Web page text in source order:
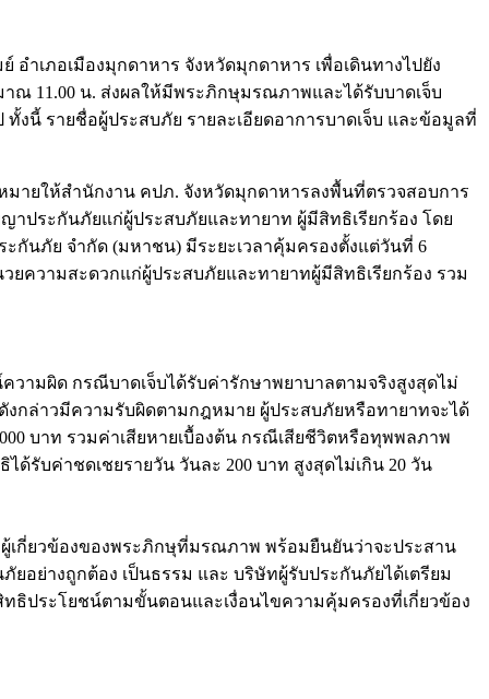
ำเภอเมืองมุกดาหาร จังหวัดมุกดาหาร เพื่อเดินทางไปยัง
ณ 11.00 น. ส่งผลให้มีพระภิกษุมรณภาพและได้รับบาดเจ็บ
งนี้ รายชื่อผู้ประสบภัย รายละเอียดอาการบาดเจ็บ และข้อมูลที่
มายให้สำนักงาน คปภ. จังหวัดมุกดาหารลงพื้นที่ตรวจสอบการ
ประกันภัยแก่ผู้ประสบภัยและทายาท ผู้มีสิทธิเรียกร้อง โดย
กันภัย จำกัด (มหาชน) มีระยะเวลาคุ้มครองตั้งแต่วันที่ 6
ความสะดวกแก่ผู้ประสบภัยและทายาทผู้มีสิทธิเรียกร้อง รวม
ามผิด กรณีบาดเจ็บได้รับค่ารักษาพยาบาลตามจริงสูงสุดไม่
งกล่าวมีความรับผิดตามกฎหมาย ผู้ประสบภัยหรือทายาทจะได้
บาท รวมค่าเสียหายเบื้องต้น กรณีเสียชีวิตหรือทุพพลภาพ
ด้รับค่าชดเชยรายวัน วันละ 200 บาท สูงสุดไม่เกิน 20 วัน
เกี่ยวข้องของพระภิกษุที่มรณภาพ พร้อมยืนยันว่าจะประสาน
อย่างถูกต้อง เป็นธรรม และ บริษัทผู้รับประกันภัยได้เตรียม
ธิประโยชน์ตามขั้นตอนและเงื่อนไขความคุ้มครองที่เกี่ยวข้อง